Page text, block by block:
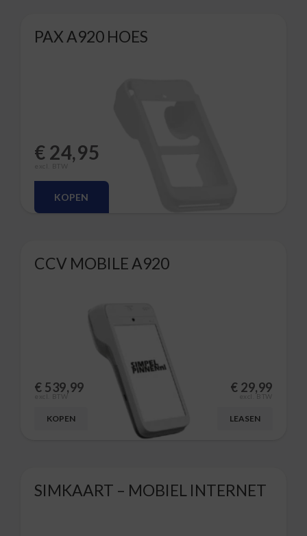
PAX A920 HOES
€ 24,95
KOPEN
CCV MOBILE A920
€ 539,99
excl. BTW
KOPEN
€ 29,99
excl. BTW
LEASEN
SIMKAART – MOBIEL INTERNET